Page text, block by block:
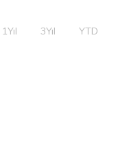
1Yıl 3Yıl YTD